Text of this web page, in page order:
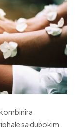
sa dubokim